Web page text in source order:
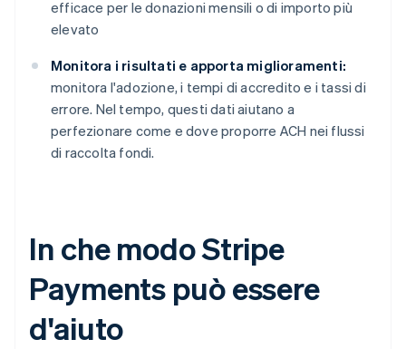
efficace per le donazioni mensili o di importo più
elevato
Monitora i risultati e apporta miglioramenti:
monitora l'adozione, i tempi di accredito e i tassi di
errore. Nel tempo, questi dati aiutano a
perfezionare come e dove proporre ACH nei flussi
di raccolta fondi.
In che modo Stripe
Payments può essere
d'aiuto